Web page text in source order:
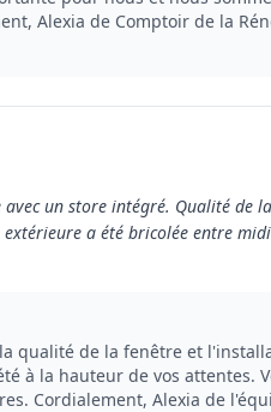
Alexia de Comptoir de la
un store intégré. Qualité de
a été bricolée entre
qualité de la fenêtre et
à la hauteur de vos attentes.
Cordialement, Alexia de